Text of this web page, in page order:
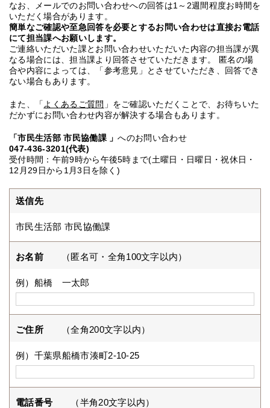
なお、メールでのお問い合わせへの回答は1～2週間程度お時間を
いただく場合があります。
簡単なご確認や至急回答を必要とするお問い合わせは直接お電話
にて担当課へお願いします。
ご連絡いただいた課とお問い合わせいただいた内容の担当課が異
なる場合には、担当課より回答させていただきます。 匿名の場
合や内容によっては、「参考意見」とさせていただき、回答でき
ない場合もあります。
また、「 よくあるご質問 」をご確認いただくことで、お待ちいた
だかずにお問い合わせ内容が解決する場合もあります。
「市民生活部 市民協働課 」へのお問い合わせ
047-436-3201(代表)
受付時間：午前9時から午後5時まで(土曜日・日曜日・祝休日・
12月29日から1月3日を除く)
送信先
市民生活部 市民協働課
お名前 （匿名可・全角100文字以内）
例）船橋 一太郎
ご住所 （全角200文字以内）
例）千葉県船橋市湊町2-10-25
電話番号 （半角20文字以内）